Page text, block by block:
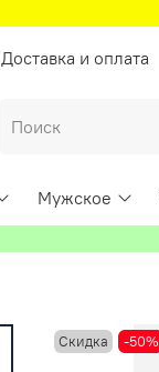
Доставка и оплата
Мужское
Скидка -50%